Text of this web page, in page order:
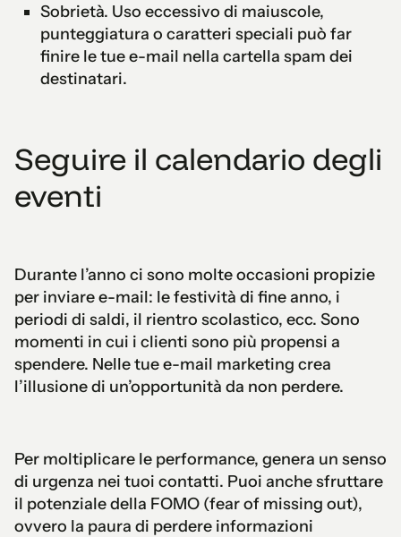
Sobrietà. Uso eccessivo di maiuscole,
punteggiatura o caratteri speciali può far
finire le tue e-mail nella cartella spam dei
destinatari.
Seguire il calendario degli
eventi
Durante l’anno ci sono molte occasioni propizie
per inviare e-mail: le festività di fine anno, i
periodi di saldi, il rientro scolastico, ecc. Sono
momenti in cui i clienti sono più propensi a
spendere. Nelle tue e-mail marketing crea
l’illusione di un’opportunità da non perdere.
Per moltiplicare le performance, genera un senso
di urgenza nei tuoi contatti. Puoi anche sfruttare
il potenziale della FOMO (fear of missing out),
ovvero la paura di perdere informazioni